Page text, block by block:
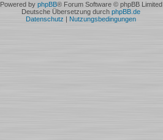
Powered by phpBB® Forum Software © phpBB Limited
Deutsche Übersetzung durch phpBB.de
Datenschutz | Nutzungsbedingungen